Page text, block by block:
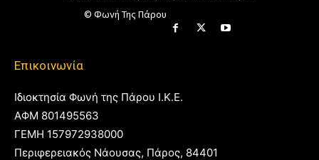
© Φωνή Της Πάρου
Επικοινωνία
Ιδιοκτησία Φωνή της Πάρου Ι.Κ.Ε.
ΑΦΜ 801495563
ΓΕΜΗ 157972938000
Περιφερειακός Νάουσας, Πάρος, 84401